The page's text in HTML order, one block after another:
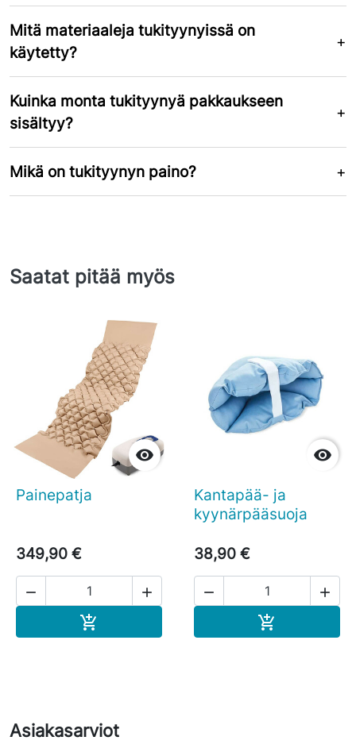
Mitä materiaaleja tukityynyissä on
käytetty?
Kuinka monta tukityynyä pakkaukseen
sisältyy?
Mikä on tukityynyn paino?
Saatat pitää myös

Painepatja
349,90 €
 


Kantapää- ja
kyynärpääsuoja
38,90 €
 

Asiakasarviot